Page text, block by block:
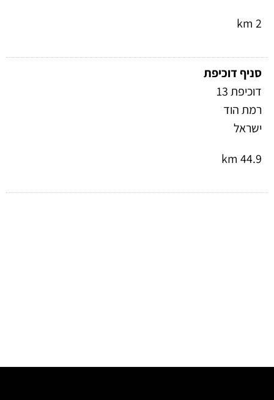
2 km
סניף דוכיפת
דוכיפת 13
רמת הוד
ישראל
44.9 km